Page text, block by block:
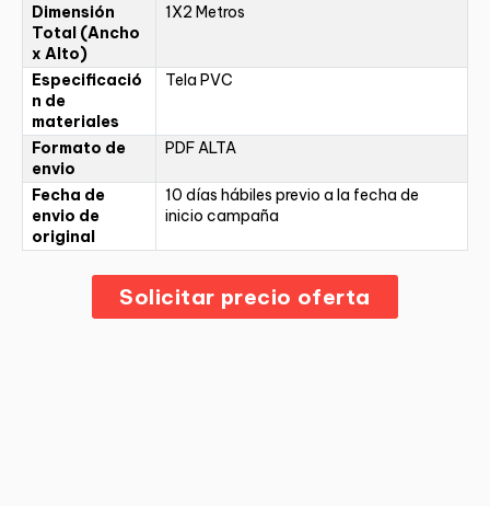
Dimensión
Total (Ancho
x Alto)
1X2 Metros
Especificació
n de
materiales
Tela PVC
Formato de
envio
PDF ALTA
Fecha de
envio de
original
10 días hábiles previo a la fecha de
inicio campaña
Solicitar precio oferta